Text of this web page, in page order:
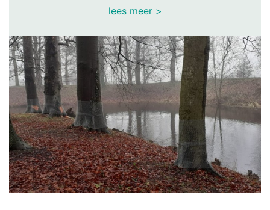
lees meer >